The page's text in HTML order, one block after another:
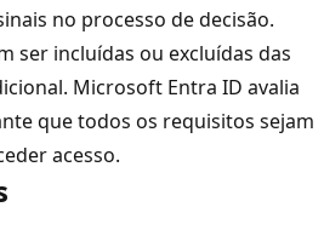
no processo de decisão.
ser incluídas ou excluídas das
Microsoft Entra ID avalia
que todos os requisitos sejam
acesso.